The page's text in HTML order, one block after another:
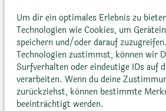
Um dir ein optimales Erlebnis zu
Technologien wie Cookies, um
speichern und/oder darauf
Technologien zustimmst, können wir
Surfverhalten oder eindeutige IDs auf
verarbeiten. Wenn du deine
zurückziehst, können bestimmte
beeinträchtigt werden.
helfen, Wasser zu speichern
Pflanzenfressern zu schützen.